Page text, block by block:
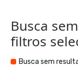
Busca
filtros
Busca sem